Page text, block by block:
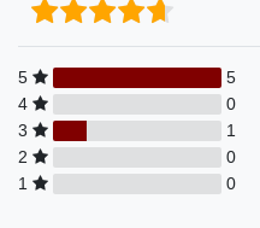
5
5
4
0
3
1
2
0
1
0